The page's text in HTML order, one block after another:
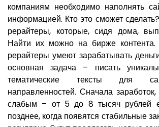
компаниям необходимо наполнять
информацией. Кто это сможет
рерайтеры, которые, сидя дома,
Найти их можно на бирже контента.
рерайтеры умеют зарабатывать
основная задача – писать
тематические тексты для
направленностей. Сначала заработок,
слабым – от 5 до 8 тысяч рублей
позднее, когда появятся стабильные